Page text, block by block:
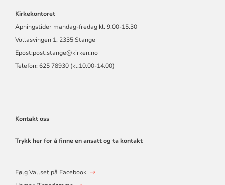
Kirkekontoret
Åpningstider mandag-fredag kl. 9.00-15.30
Vollasvingen 1, 2335 Stange
Epost:post.stange@kirken.no
Telefon: 625 78930 (kl.10.00-14.00)
Kontakt oss
Trykk her for å finne en ansatt og ta kontakt
Følg Vallset på Facebook